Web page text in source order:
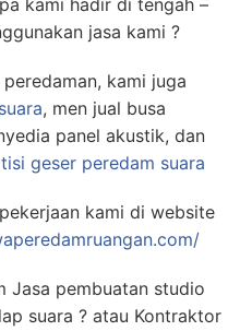
kami hadir di tengah –
jasa kami ?
kami juga
, men jual busa
panel akustik, dan
geser peredam suara
kami di website
Jasa pembuatan studio
suara ? atau Kontraktor